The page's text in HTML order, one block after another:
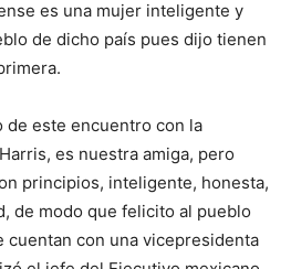
es una mujer inteligente y
de dicho país pues dijo tienen
de este encuentro con la
es nuestra amiga, pero
principios, inteligente, honesta,
de modo que felicito al pueblo
cuentan con una vicepresidenta